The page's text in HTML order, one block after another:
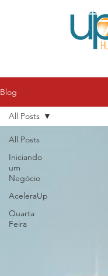
Blog
All Posts
Iniciando
um
Negócio
AceleraUp
Quarta
Feira
All Posts